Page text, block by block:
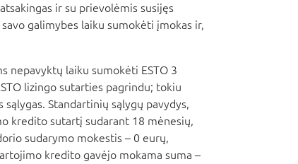
ir su prievolėmis susijęs
galimybes laiku sumokėti įmokas ir,
nepavyktų laiku sumokėti ESTO 3
lizingo sutarties pagrindu; tokiu
Standartinių sąlygų pavydys,
kredito sutartį sudarant 18 mėnesių,
sudarymo mokestis – 0 eurų,
kredito gavėjo mokama suma –